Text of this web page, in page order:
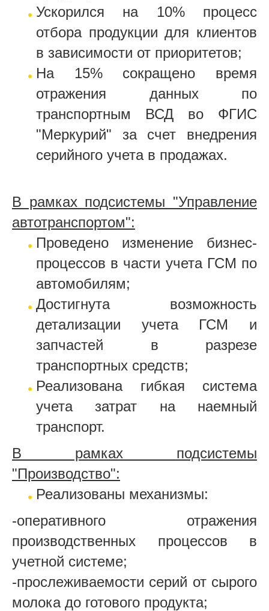
Ускорился на 10% процесс
отбора продукции для клиентов
в зависимости от приоритетов;
На 15% сокращено время
отражения данных по
транспортным ВСД во ФГИС
"Меркурий" за счет внедрения
серийного учета в продажах.
В рамках подсистемы "Управление
автотранспортом":
Проведено изменение бизнес-
процессов в части учета ГСМ по
автомобилям;
Достигнута возможность
детализации учета ГСМ и
запчастей в разрезе
транспортных средств;
Реализована гибкая система
учета затрат на наемный
транспорт.
В рамках подсистемы
"Производство":
Реализованы механизмы:
-оперативного отражения
производственных процессов в
учетной системе;
-прослеживаемости серий от сырого
молока до готового продукта;